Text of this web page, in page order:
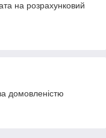
на розрахунковий
домовленістю